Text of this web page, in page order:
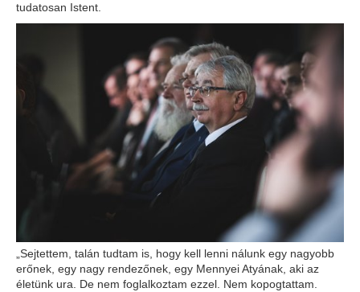
tudatosan Istent.
„Sejtettem, talán tudtam is, hogy kell lenni nálunk egy nagyobb
erőnek, egy nagy rendezőnek, egy Mennyei Atyának, aki az
életünk ura. De nem foglalkoztam ezzel. Nem kopogtattam.